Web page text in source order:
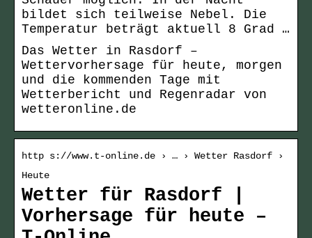
bildet sich teilweise Nebel. Die
Temperatur beträgt aktuell 8 Grad …
Das Wetter in Rasdorf –
Wettervorhersage für heute, morgen
und die kommenden Tage mit
Wetterbericht und Regenradar von
wetteronline.de
http s://www.t-online.de › … › Wetter Rasdorf ›
Heute
Wetter für Rasdorf |
Vorhersage für heute –